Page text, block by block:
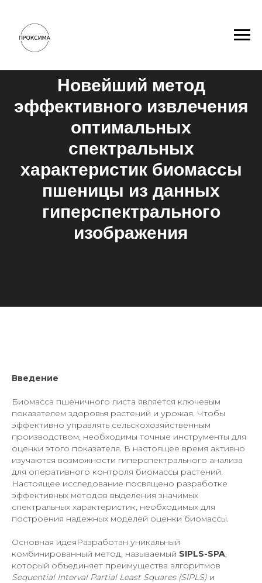
Новейший метод
эффективного извлечения
оптимальных
спектральных
характеристик биомассы
пшеницы из данных
гиперспектрального
изображения
Введение
Биомасса пшеничного листа является ключевым
показателем здоровья растений и урожая. Чтобы
эффективно управлять сельскохозяйственным
производством, необходимы точные инструменты для
оценки этого показателя. В настоящее время активно
изучаются возможности гиперспектрального анализа
для оперативного контроля биомассы растений.
Настоящее исследование посвящено разработке
эффективных методов выделения значимых
спектральных характеристик, необходимых для
построения надежных моделей оценки биомассы.
Основная идеяРазработан уникальный
комбинированный метод, называемый SIPLS-SPA,
который объединяет преимущества алгоритмов
Sequential Interval Partial Least Squares (SIPLS) и